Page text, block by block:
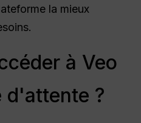
la mieux
à Veo
d'attente ?